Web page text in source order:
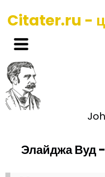
Citater.ru -
Элайджа Вуд